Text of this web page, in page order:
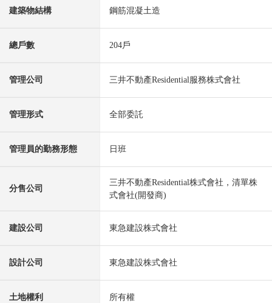
建築物結構 鋼筋混凝土造
總戶數 204戶
管理公司 三井不動產Residential服務株式會社
管理形式 全部委託
管理員的勤務形態 日班
分售公司
三井不動產Residential株式會社，清單株
式會社(開發商)
建設公司 東急建設株式會社
設計公司 東急建設株式會社
土地權利 所有權